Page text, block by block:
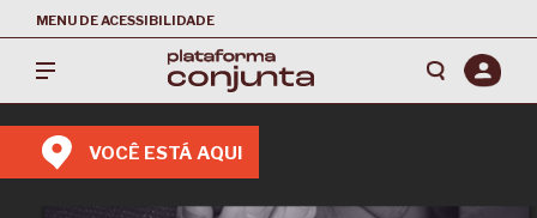
MENU DE ACESSIBILIDADE
VOCÊ ESTÁ AQUI